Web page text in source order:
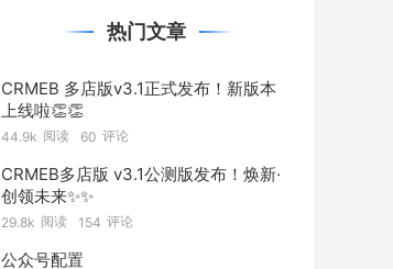
热门文章
CRMEB 多店版v3.1正式发布！新版本
上线啦👏👏
44.9k 阅读 60 评论
CRMEB多店版 v3.1公测版发布！焕新·
创领未来✨️✨️
29.8k 阅读 154 评论
公众号配置